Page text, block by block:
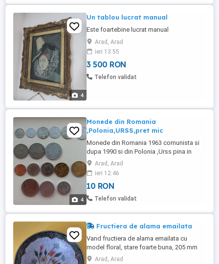
4
Un tablou lucrat manual
Este foartebine lucrat manual
Arad, Arad
ieri 13:55
3 500 RON
Telefon validat
4
Monede din Romania
,Polonia,URSS,pret mic
Monede din Romania 1963 comunista si
dupa 1990 si din Polonia ,Urss pina in
1990. Livrare posta romana,transportul il
plateste cumparatorul circa 15-20
lei.Produsul nu este returnabil. Comenzi de
la 50 lei.Va rog sa va uitati si la celelalte
anunturi. Pret monede romanesti si straine
Arad, Arad
ieri 12:46
10 RON
Telefon validat
Fructiera de alama emailata
Vand fructiera de alama emailata cu
model floral, stare foarte buna, 205 mm
diametru, 60 mm inaltime.
Arad, Arad